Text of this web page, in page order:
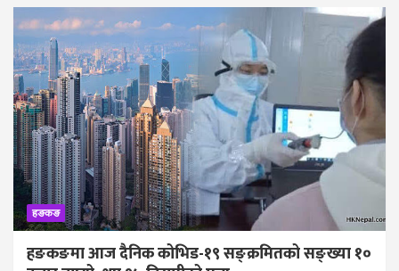
हङकङ
हङकङमा आज दैनिक कोभिड-१९ सङ्क्रमितको सङ्ख्या १०